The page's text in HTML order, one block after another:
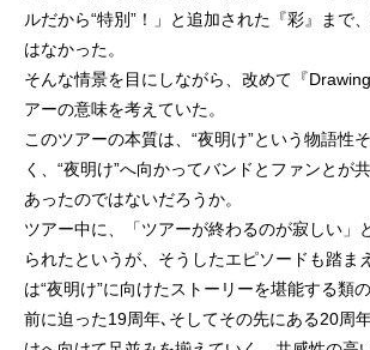
ルだから“特別”！」と追加された『彩』まで
はなかった。
そんな情景を目にしながら、改めて『
アーの意味を考えていた。
このツアーの本質は、“夜明け”という物語性
く、“夜明け”へ向かってバンドとファンとが
あったのではないだろうか。
ツアー中に、「ツアーが終わるのが寂しい」
られたというが、そうしたエピソードも踏ま
は“夜明け”に向けたストーリーを堪能する類
前に迫った19周年､そしてその先にある20周